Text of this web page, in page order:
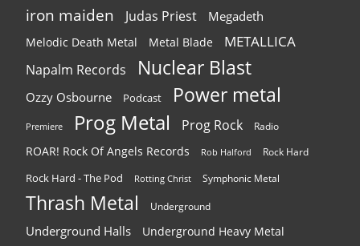
iron maiden Judas Priest Megadeth
Melodic Death Metal Metal Blade METALLICA
Napalm Records Nuclear Blast
Ozzy Osbourne Podcast Power metal
Premiere Prog Metal Prog Rock Radio
ROAR! Rock Of Angels Records Rob Halford Rock Hard
Rock Hard - The Pod Rotting Christ Symphonic Metal
Thrash Metal Underground
Underground Halls Underground Heavy Metal